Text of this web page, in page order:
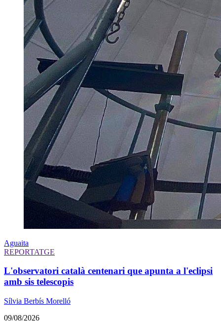
Aguaita
REPORTATGE
L'observatori català centenari que apunta a l'eclipsi
amb sis telescopis
Sílvia Berbís Morelló
09/08/2026